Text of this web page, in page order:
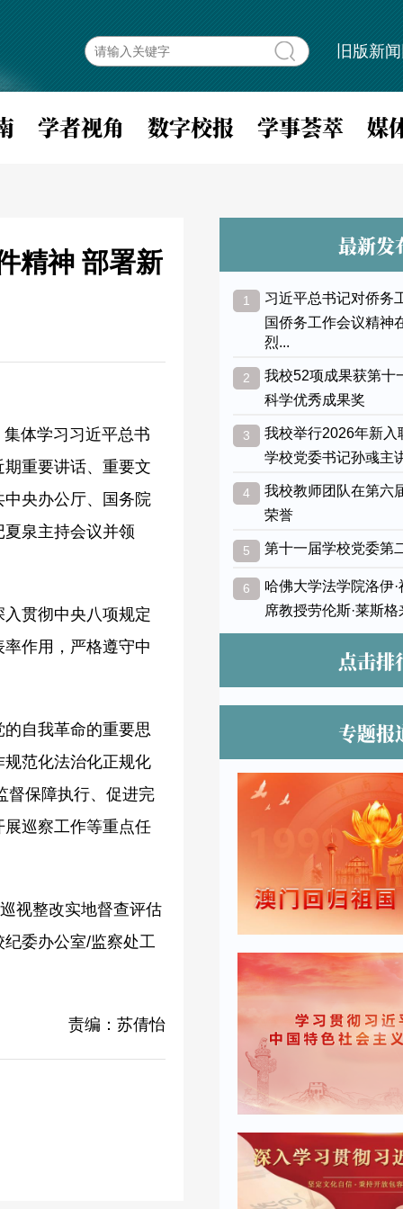
旧版新
学者视角 数字校报 学事荟萃 媒
精神 部署新
体学习习近平总书
重要讲话、重要文
央办公厅、国务院
泉主持会议并领
贯彻中央八项规定
作用，严格遵守中
自我革命的重要思
范化法治化正规化
督保障执行、促进完
巡察工作等重点任
视整改实地督查评估
委办公室/监察处工
责编：苏倩怡
最新发
1 习近平总书记对侨务
国侨务工作会议精神
烈...
2 我校52项成果获第十
科学优秀成果奖
3 我校举行2026年新入
学校党委书记孙彧主
4 我校教师团队在第六
荣誉
5 第十一届学校党委第
6 哈佛大学法学院洛伊
席教授劳伦斯·莱斯
点击排
专题报